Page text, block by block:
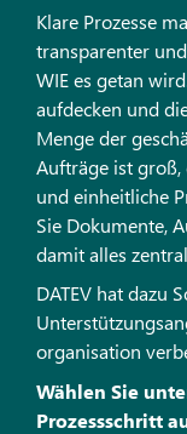
Klare Prozesse
transparenter
WIE es getan
aufdecken und
Menge der
Aufträge ist
und einheitliche
Sie Dokumente,
damit alles
DATEV hat dazu
organisation
Wählen Sie
Prozessschritt